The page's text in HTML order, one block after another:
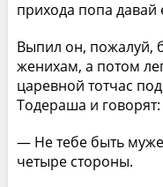
прихода попа давай
Выпил он, пожалуй,
женихам, а потом
царевной тотчас
Тодераша и говорят:
— Не тебе быть
четыре стороны.